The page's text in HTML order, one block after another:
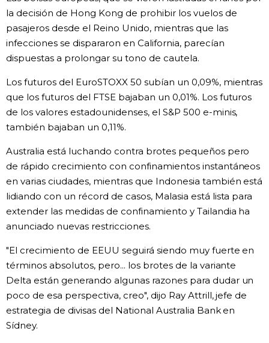
la decisión de Hong Kong de prohibir los vuelos de
pasajeros desde el Reino Unido, mientras que las
infecciones se dispararon en California, parecían
dispuestas a prolongar su tono de cautela.
Los futuros del EuroSTOXX 50 subían un 0,09%, mientras
que los futuros del FTSE bajaban un 0,01%. Los futuros
de los valores estadounidenses, el S&P 500 e-minis,
también bajaban un 0,11%.
Australia está luchando contra brotes pequeños pero
de rápido crecimiento con confinamientos instantáneos
en varias ciudades, mientras que Indonesia también está
lidiando con un récord de casos, Malasia está lista para
extender las medidas de confinamiento y Tailandia ha
anunciado nuevas restricciones.
"El crecimiento de EEUU seguirá siendo muy fuerte en
términos absolutos, pero... los brotes de la variante
Delta están generando algunas razones para dudar un
poco de esa perspectiva, creo", dijo Ray Attrill, jefe de
estrategia de divisas del National Australia Bank en
Sídney.